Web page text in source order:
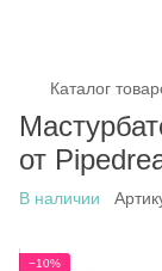
Каталог
от
В наличии
−10%